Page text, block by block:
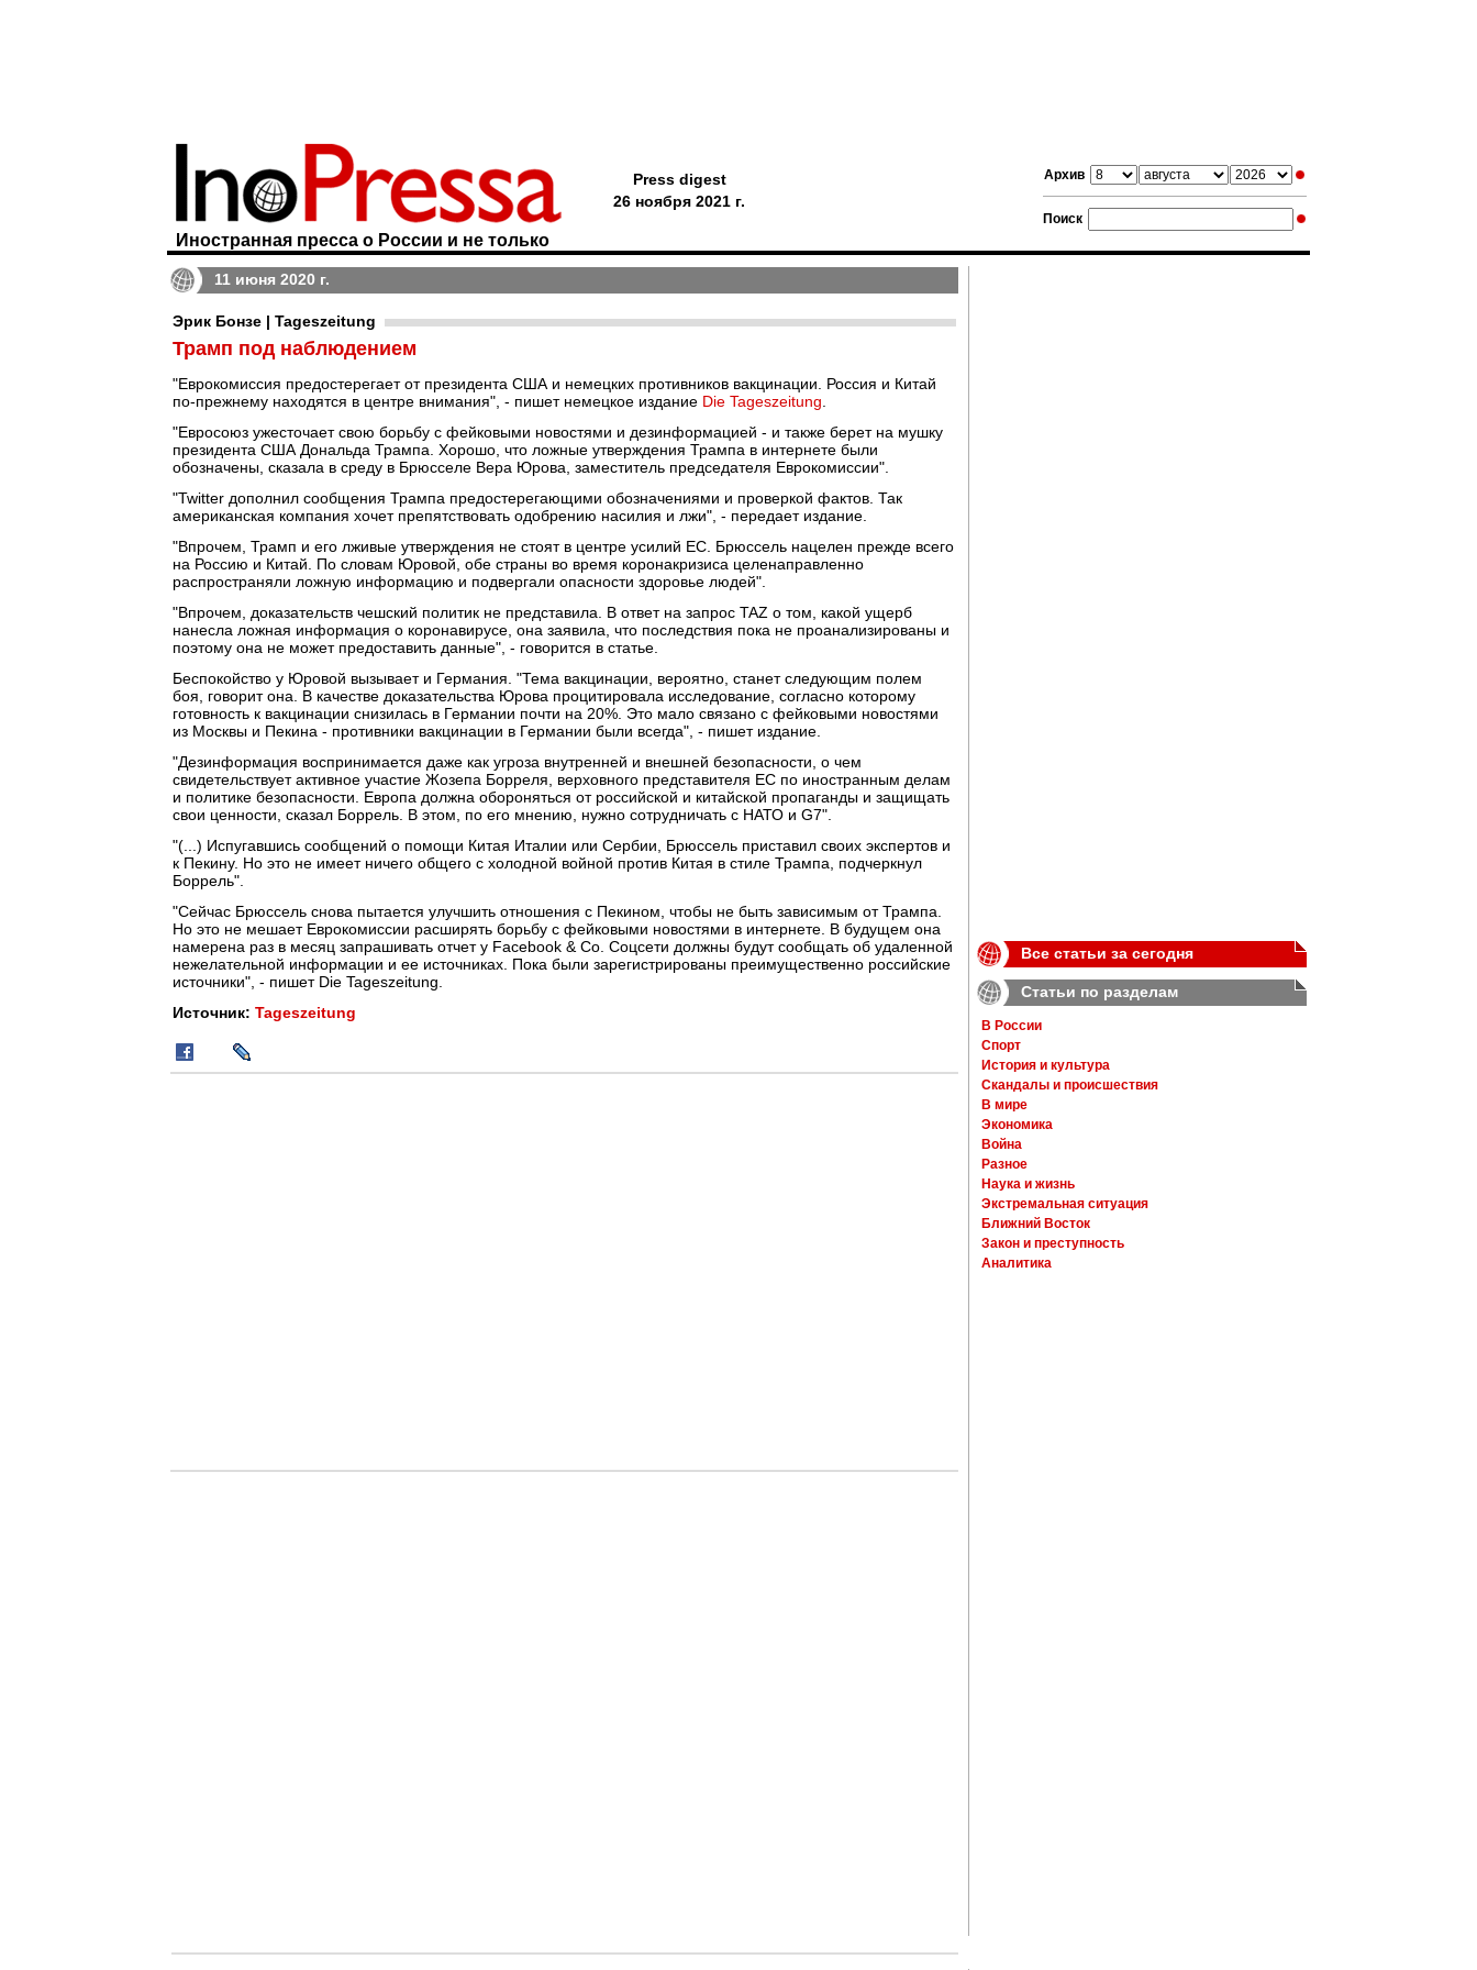
Архив
Поиск
Иностранная пресса о России и не только
Press digest
26 ноября 2021 г.
11 июня 2020 г.
Эрик Бонзе | Tageszeitung
Трамп под наблюдением
"Еврокомиссия предостерегает от президента США и немецких противников вакцинации. Россия и Китай
по-прежнему находятся в центре внимания", - пишет немецкое издание Die Tageszeitung
"Евросоюз ужесточает свою борьбу с фейковыми новостями и дезинформацией - и также берет на мушку
президента США Дональда Трампа. Хорошо, что ложные утверждения Трампа в интернете были
обозначены, сказала в среду в Брюсселе Вера Юрова, заместитель председателя Еврокомиссии".
"Twitter дополнил сообщения Трампа предостерегающими обозначениями и проверкой фактов. Так
американская компания хочет препятствовать одобрению насилия и лжи", - передает издание.
"Впрочем, Трамп и его лживые утверждения не стоят в центре усилий ЕС. Брюссель нацелен прежде всего
на Россию и Китай. По словам Юровой, обе страны во время коронакризиса целенаправленно
распространяли ложную информацию и подвергали опасности здоровье людей".
"Впрочем, доказательств чешский политик не представила. В ответ на запрос TAZ о том, какой ущерб
нанесла ложная информация о коронавирусе, она заявила, что последствия пока не проанализированы и
поэтому она не может предоставить данные", - говорится в статье.
Беспокойство у Юровой вызывает и Германия. "Тема вакцинации, вероятно, станет следующим полем
боя, говорит она. В качестве доказательства Юрова процитировала исследование, согласно которому
готовность к вакцинации снизилась в Германии почти на 20%. Это мало связано с фейковыми новостями
из Москвы и Пекина - противники вакцинации в Германии были всегда", - пишет издание.
"Дезинформация воспринимается даже как угроза внутренней и внешней безопасности, о чем
свидетельствует активное участие Жозепа Борреля, верховного представителя ЕС по иностранным делам
и политике безопасности. Европа должна обороняться от российской и китайской пропаганды и защищать
свои ценности, сказал Боррель. В этом, по его мнению, нужно сотрудничать с НАТО и G7".
"(...) Испугавшись сообщений о помощи Китая Италии или Сербии, Брюссель приставил своих экспертов и
к Пекину. Но это не имеет ничего общего с холодной войной против Китая в стиле Трампа, подчеркнул
Боррель".
"Сейчас Брюссель снова пытается улучшить отношения с Пекином, чтобы не быть зависимым от Трампа.
Но это не мешает Еврокомиссии расширять борьбу с фейковыми новостями в интернете. В будущем она
намерена раз в месяц запрашивать отчет у Facebook & Co. Соцсети должны будут сообщать об удаленной
нежелательной информации и ее источниках. Пока были зарегистрированы преимущественно российские
источники", - пишет Die Tageszeitung.
Источник: Tageszeitung
Все статьи за сегодня
Статьи по разделам
В России
Спорт
История и культура
Скандалы и происшествия
В мире
Экономика
Война
Разное
Наука и жизнь
Экстремальная ситуация
Ближний Восток
Закон и преступность
Аналитика